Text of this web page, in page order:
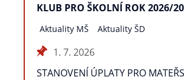
KLUB PRO ŠKOLNÍ ROK 2026/
Aktuality MŠ Aktuality ŠD
1. 7. 2026
STANOVENÍ ÚPLATY PRO